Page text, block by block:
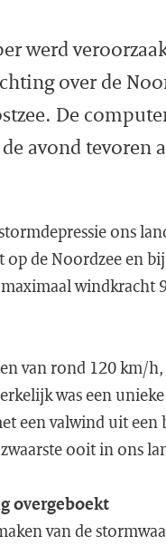
werd
over de
De
avond tevoren
ons
de Noordzee en
windkracht
van rond 120 km/
was een
een valwind uit
ooit in ons
overgeboekt
van de